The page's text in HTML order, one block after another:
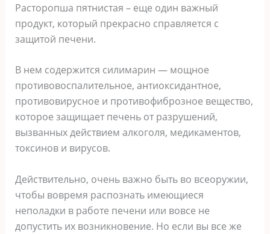
Расторопша пятнистая – еще один важный
продукт, который прекрасно справляется с
защитой печени.
В нем содержится силимарин — мощное
противовоспалительное, антиоксидантное,
противовирусное и противофиброзное вещество,
которое защищает печень от разрушений,
вызванных действием алкоголя, медикаментов,
токсинов и вирусов.
Действительно, очень важно быть во всеоружии,
чтобы вовремя распознать имеющиеся
неполадки в работе печени или вовсе не
допустить их возникновение. Но если вы все же